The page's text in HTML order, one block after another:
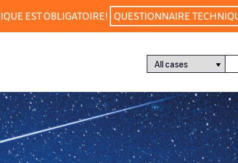
EST OBLIGATOIRE! QUESTIONNAIRE